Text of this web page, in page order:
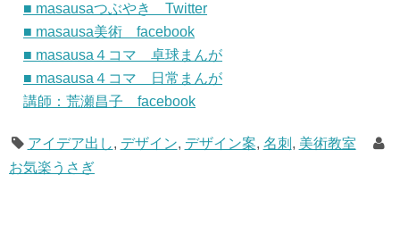
■ masausaつぶやき Twitter
■ masausa美術 facebook
■ masausa４コマ 卓球まんが
■ masausa４コマ 日常まんが
講師：荒瀬昌子 facebook
アイデア出し, デザイン, デザイン案, 名刺 , 美術教室
お気楽うさぎ